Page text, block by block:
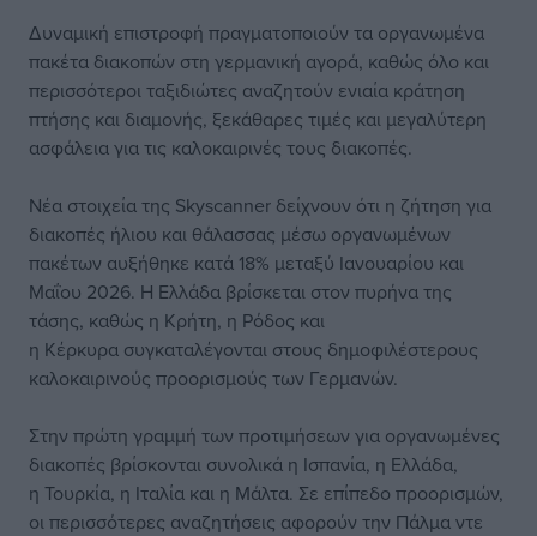
Δυναμική επιστροφή πραγματοποιούν τα οργανωμένα
πακέτα διακοπών στη γερμανική αγορά, καθώς όλο και
περισσότεροι ταξιδιώτες αναζητούν ενιαία κράτηση
πτήσης και διαμονής, ξεκάθαρες τιμές και μεγαλύτερη
ασφάλεια για τις καλοκαιρινές τους διακοπές.
Νέα στοιχεία της Skyscanner δείχνουν ότι η ζήτηση για
διακοπές ήλιου και θάλασσας μέσω οργανωμένων
πακέτων αυξήθηκε κατά 18% μεταξύ Ιανουαρίου και
Μαΐου 2026. Η Ελλάδα βρίσκεται στον πυρήνα της
τάσης, καθώς η Κρήτη, η Ρόδος και
η Κέρκυρα συγκαταλέγονται στους δημοφιλέστερους
καλοκαιρινούς προορισμούς των Γερμανών.
Στην πρώτη γραμμή των προτιμήσεων για οργανωμένες
διακοπές βρίσκονται συνολικά η Ισπανία, η Ελλάδα,
η Τουρκία, η Ιταλία και η Μάλτα. Σε επίπεδο προορισμών,
οι περισσότερες αναζητήσεις αφορούν την Πάλμα ντε